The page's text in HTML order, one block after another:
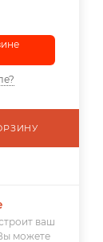
ваш
можете